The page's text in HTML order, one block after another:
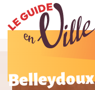
Belleydoux